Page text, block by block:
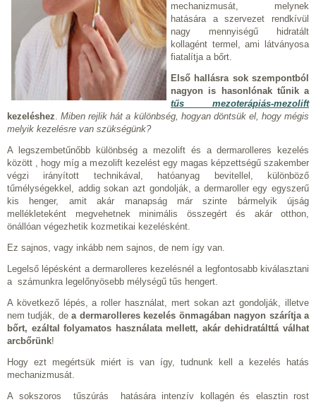
mechanizmusát, melynek
hatására a szervezet rendkívül
nagy mennyiségű hidratált
kollagént termel, ami látványosa
fiatalítja a bőrt.
Első hallásra sok szempontból
nagyon is hasonlónak tűnik a
tűs mezoterápiás-mezolift
kezeléshez.Miben rejlik hát a különbség, hogyan döntsük el, hogy mégis
melyik kezelésre van szükségünk?
A legszembetűnőbb különbség a mezolift és a dermarolleres kezelés
között , hogy míg a mezolift kezelést egy magas képzettségű szakember
végzi irányított technikával, hatóanyag bevitellel, különböző
tűmélységekkel, addig sokan azt gondolják, a dermaroller egy egyszerű
kis henger, amit akár manapság már szinte bármelyik újság
mellékleteként megvehetnek minimális összegért és akár otthon,
önállóan végezhetik kozmetikai kezelésként.
Ez sajnos, vagy inkább nem sajnos, de nem így van.
Legelső lépésként a dermarolleres kezelésnél a legfontosabb kiválasztani
a számunkra legelőnyösebb mélységű tűs hengert.
A következő lépés, a roller használat, mert sokan azt gondolják, illetve
nem tudják, dea dermarolleres kezelés önmagában nagyon szárítja a
bőrt, ezáltal folyamatos használata mellett, akár dehidratálttá válhat
arcbőrünk!
Hogy ezt megértsük miért is van így, tudnunk kell a kezelés hatás
mechanizmusát.
A sokszoros tűszúrás hatására intenzív kollagén és elasztin rost